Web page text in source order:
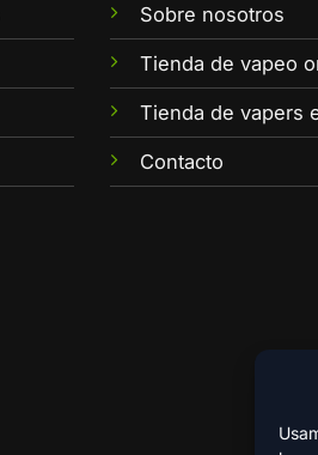
Sobre nosotros
Tienda de vapeo
Tienda de vapers
Contacto